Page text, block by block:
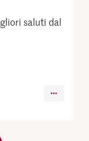
saluti dal